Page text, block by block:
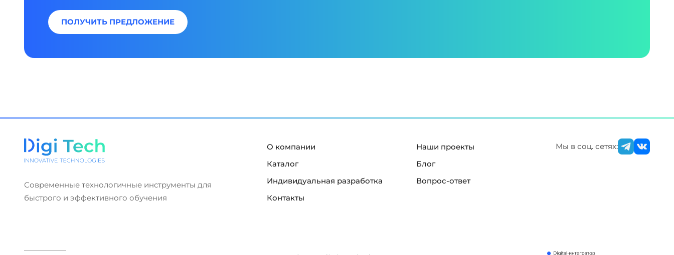
ПОЛУЧИТЬ ПРЕДЛОЖЕНИЕ
Современные технологичные инструменты для
быстрого и эффективного обучения
О компании
Наши проекты
Каталог
Блог
Индивидуальная разработка
Вопрос-ответ
Контакты
Мы в соц. сетях: